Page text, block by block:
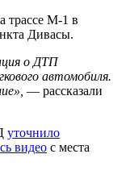
трассе М-1 в
Дивасы.
о ДТП
автомобиля.
— рассказали
уточнило
видео с места